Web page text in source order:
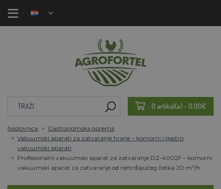
0 artikal(a) - 0,00€
Naslovnica
Gastronomska oprema
Vakuumski aparati za zatvaranje hrane – komorni i gastro
vakuumski aparati
Profesionalni vakuumski aparat za zatvaranje DZ-4002F – komorni
vakuumski aparat za zatvaranje od nehrđajućeg čelika 20 m³/h